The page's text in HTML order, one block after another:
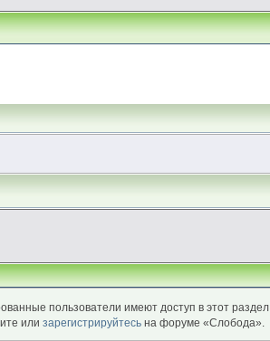
пользователи имеют доступ в этот раздел.
илизарегистрируйтесь на форуме «Слобода».